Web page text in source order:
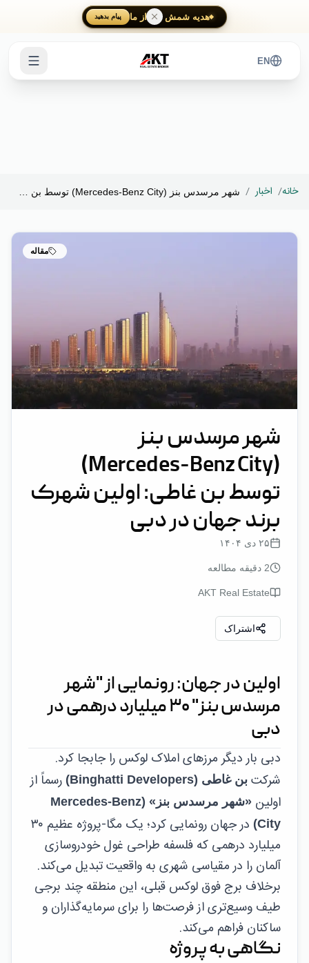
Skip to main contentهدیه شمش طلا از ما پیام بدهید
EN
خانه/ اخبار /
مقاله
شهر مرسدس بنز
(Mercedes-Benz City)
توسط بن غاطی: اولین شهرک
برند جهان در دبی
۲۵ دی ۱۴۰۴
2 دقیقه مطالعه
AKT Real Estate
اشتراک
اولین در جهان: رونمایی از "شهر
مرسدس بنز" ۳۰ میلیارد درهمی در
دبی
دبی بار دیگر مرزهای املاک لوکس را جابجا کرد.
شرکت بن غاطی (Binghatti Developers)
رسماً از
اولین
«شهر مرسدس بنز» (Mercedes-Benz
City)
در جهان رونمایی کرد؛ یک مگا-پروژه عظیم ۳۰
میلیارد درهمی که فلسفه طراحی غول خودروسازی
آلمان را در مقیاسی شهری به واقعیت تبدیل می‌کند.
برخلاف برج فوق لوکس قبلی، این منطقه چند برجی
طیف وسیع‌تری از فرصت‌ها را برای سرمایه‌گذاران و
ساکنان فراهم می‌کند.
نگاهی به پروژه